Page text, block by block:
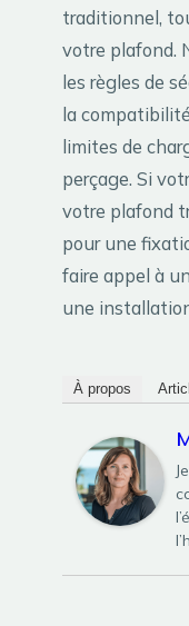
traditionnel,
votre plafond.
les règles de
la
limites de
perçage. Si
votre plafond
pour une
faire appel à
une
À propos